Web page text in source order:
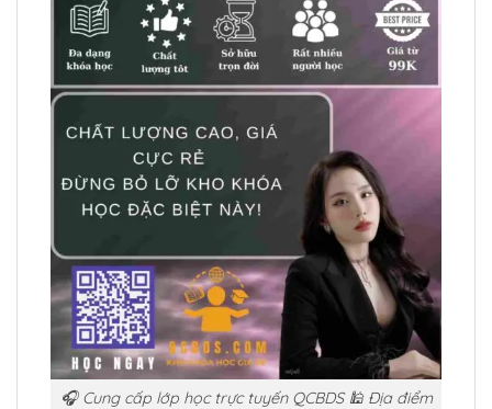
🎧 Cung cấp lớp học trực tuyến QCBDS 🕌 Địa điểm